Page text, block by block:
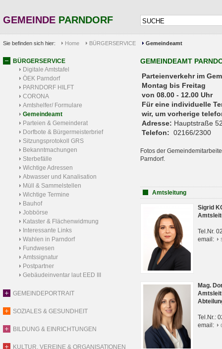
GEMEINDE PARNDORF
Sie befinden sich hier: Home BÜRGERSERVICE Gemeindeamt
BÜRGERSERVICE
Digitale Amtstafel
ÖEK Parndorf
PARNDORF HILFT
CORONA
Amtshelfer/ Formulare
Gemeindeamt
Parteien & Gemeinderat
Dorfbote & Bürgermeisterbrief
Sitzungsprotokoll GRS
Bekanntmachungen
Sterbefälle
Wichtige Adressen
Abwasser und Kanalisation
Müll & Sammelstellen
Wichtige Termine
Bauhof
Jobbörse
Kataster & Flächenwidmung
Interessante Links
Wahlen in Parndorf
Fundwesen
Amtssignatur
Postpartner
Gebäudeinventar laut EED III
GEMEINDEPORTRAIT
SOZIALES & GESUNDHEIT
BILDUNG & EINRICHTUNGEN
KULTUR, VEREINE & ORGANISATIONEN
GEMEINDEAMT
Parteienverkehr
Montag bis Freitag
von 08.00 - 12.00 Uhr
Für eine individuelle
wir, um vorherige
Adresse: Hauptstraße
Telefon: 02166/2300
Fotos der
Parndorf.
Amtsleitung
Sigrid
Tel.Nr.
email:
Mag.
Tel.Nr.:
email: